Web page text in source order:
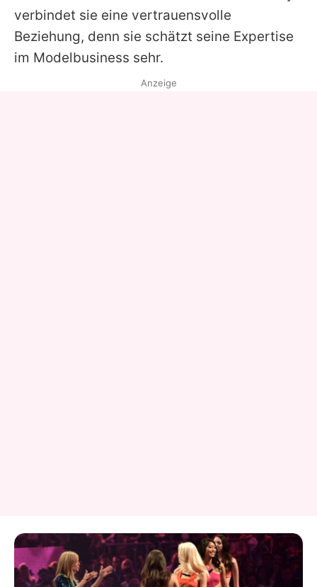
verbindet sie eine vertrauensvolle
Beziehung, denn sie schätzt seine Expertise
im Modelbusiness sehr.
Anzeige